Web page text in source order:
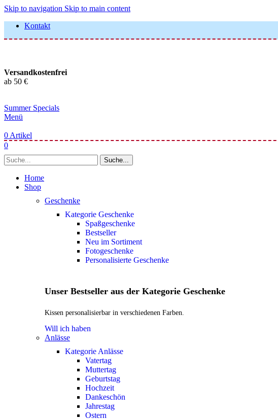
Skip to navigation Skip to main content
Kontakt
Versandkostenfrei
ab 50 €
Summer Specials
Menü
0 Artikel
0
Suche...
Home
Shop
Geschenke
Kategorie Geschenke
Spaßgeschenke
Bestseller
Neu im Sortiment
Fotogeschenke
Personalisierte Geschenke
Unser Bestseller aus der Kategorie Geschenke
Kissen personalisierbar in verschiedenen Farben.
Will ich haben
Anlässe
Kategorie Anlässe
Vatertag
Muttertag
Geburtstag
Hochzeit
Dankeschön
Jahrestag
Ostern